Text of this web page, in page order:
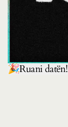
🎉Ruani datën!